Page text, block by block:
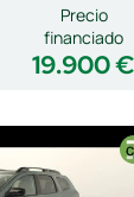
19.900 €
Precio
financiado